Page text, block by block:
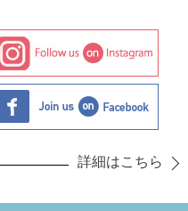
詳細はこちら